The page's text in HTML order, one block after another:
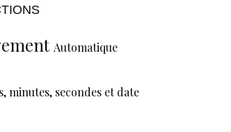
Automatique
minutes, secondes et date